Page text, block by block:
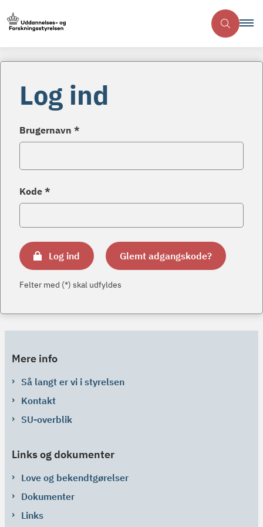
Log ind
Brugernavn *
Kode *
Log ind Glemt adgangskode?
Felter med (*) skal udfyldes
Mere info
Så langt er vi i styrelsen
Kontakt
SU-overblik
Links og dokumenter
Love og bekendtgørelser
Dokumenter
Links